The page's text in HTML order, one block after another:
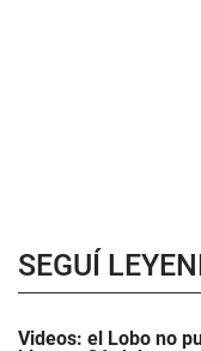
SEGUÍ
Videos: el Lobo no